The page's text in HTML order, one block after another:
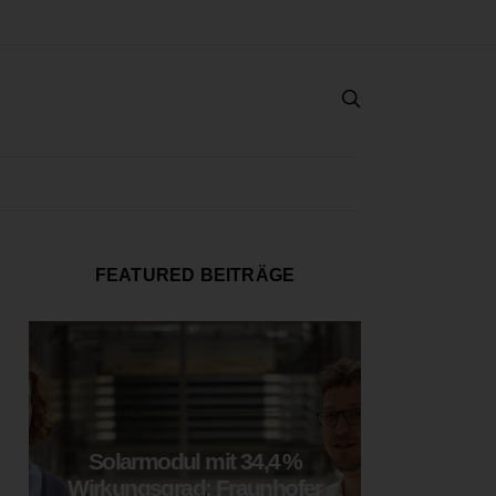
FEATURED BEITRÄGE
Solarmodul mit 34,4 %
Wirkungsgrad: Fraunhofer